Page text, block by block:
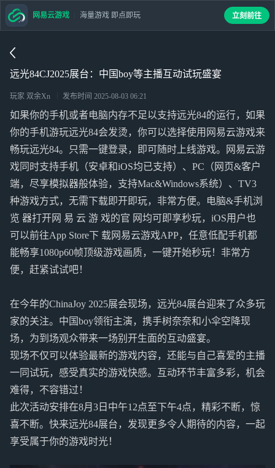
远光84CJ2025展台：中国boy等主播互动试玩盛宴
玩家 双余Xn 发布时间 2025-08-03 06:21
如果你的手机或者电脑内存不足以支持远光84的运行，如果
你的手机游玩远光84会发烫，你可以选择使用网易云游戏来
畅玩远光84。只需一键登录，即可随时上线游戏。网易云游
戏同时支持手机（安卓和iOS均已支持）、PC（网页&客户
端，尽享模拟器般体验，支持Mac&Windows系统）、TV3
种游戏方式，无需下载即开即玩，非常方便。电脑&手机浏
览 器打开网 易 云 游 戏的官 网均可即享秒玩，iOS用户也
可以前往App Store下 载网易云游戏APP，任意低配手机都
能畅享1080p60帧顶级游戏画质，一键开始秒玩！非常方
便，赶紧试试吧！
在今年的ChinaJoy 2025展会现场，远光84展台迎来了众多玩
家的关注。中国boy领衔主演，携手树奈奈和小伞空降现
场，为到场观众带来一场别开生面的互动盛宴。
现场不仅可以体验最新的游戏内容，还能与自己喜爱的主播
一同试玩，感受真实的游戏快感。互动环节丰富多彩，机会
难得，不容错过！
此次活动安排在8月3日中午12点至下午4点，精彩不断，惊
喜不断。快来远光84展台，发现更多令人期待的内容，一起
享受属于你的游戏时光！
网易云游戏 海量游戏 即点即玩 立刻前往